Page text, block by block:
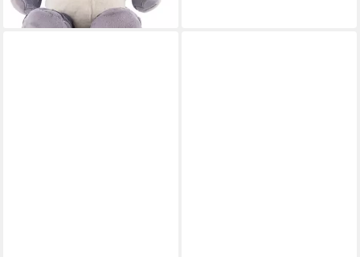
lieferbar - in 1-2 Werktagen bei dir